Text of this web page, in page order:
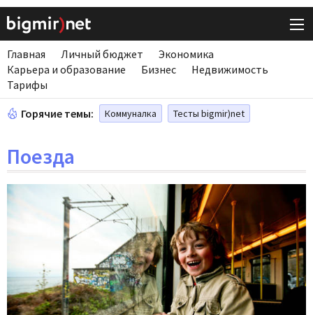
Главная Личный бюджет
Экономика
Карьера и образование
Бизнес
Недвижимость
Тарифы
Горячие темы: Коммуналка Тесты bigmir)net
Поезда